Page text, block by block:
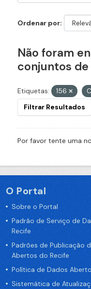
Ordenar por
Não foram
conjuntos de
Etiquetas: 156
Filtrar Resultados
Por favor tente uma
O Portal
Sobre o Portal
Padrão de Serviço de
Recife
Padrões de Publicação
Abertos do Recife
Política de Dados
Sistemática de